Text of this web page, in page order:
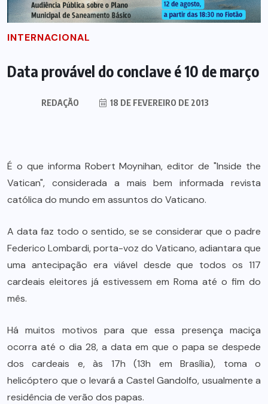
INTERNACIONAL
Data provável do conclave é 10 de março
REDAÇÃO 18 DE FEVEREIRO DE 2013
É o que informa Robert Moynihan, editor de "Inside the
Vatican", considerada a mais bem informada revista
católica do mundo em assuntos do Vaticano.
A data faz todo o sentido, se se considerar que o padre
Federico Lombardi, porta-voz do Vaticano, adiantara que
uma antecipação era viável desde que todos os 117
cardeais eleitores já estivessem em Roma até o fim do
mês.
Há muitos motivos para que essa presença maciça
ocorra até o dia 28, a data em que o papa se despede
dos cardeais e, às 17h (13h em Brasília), toma o
helicóptero que o levará a Castel Gandolfo, usualmente a
residência de verão dos papas.